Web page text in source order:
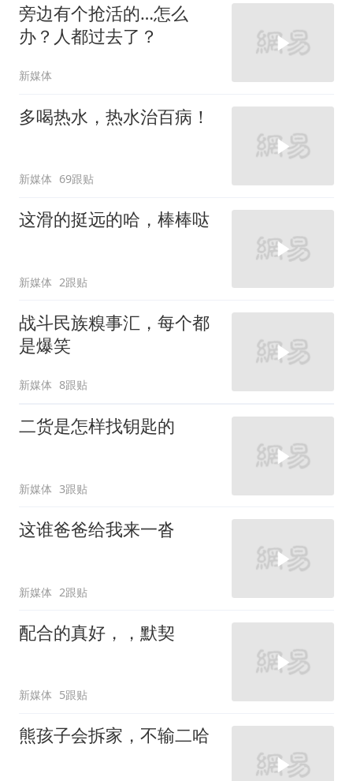
旁边有个抢活的…怎么
办？人都过去了？
新媒体
多喝热水，热水治百病！
新媒体 69跟贴
这滑的挺远的哈，棒棒哒
新媒体 2跟贴
战斗民族糗事汇，每个都
是爆笑
新媒体 8跟贴
二货是怎样找钥匙的
新媒体 3跟贴
这谁爸爸给我来一沓
新媒体 2跟贴
配合的真好，，默契
新媒体 5跟贴
熊孩子会拆家，不输二哈